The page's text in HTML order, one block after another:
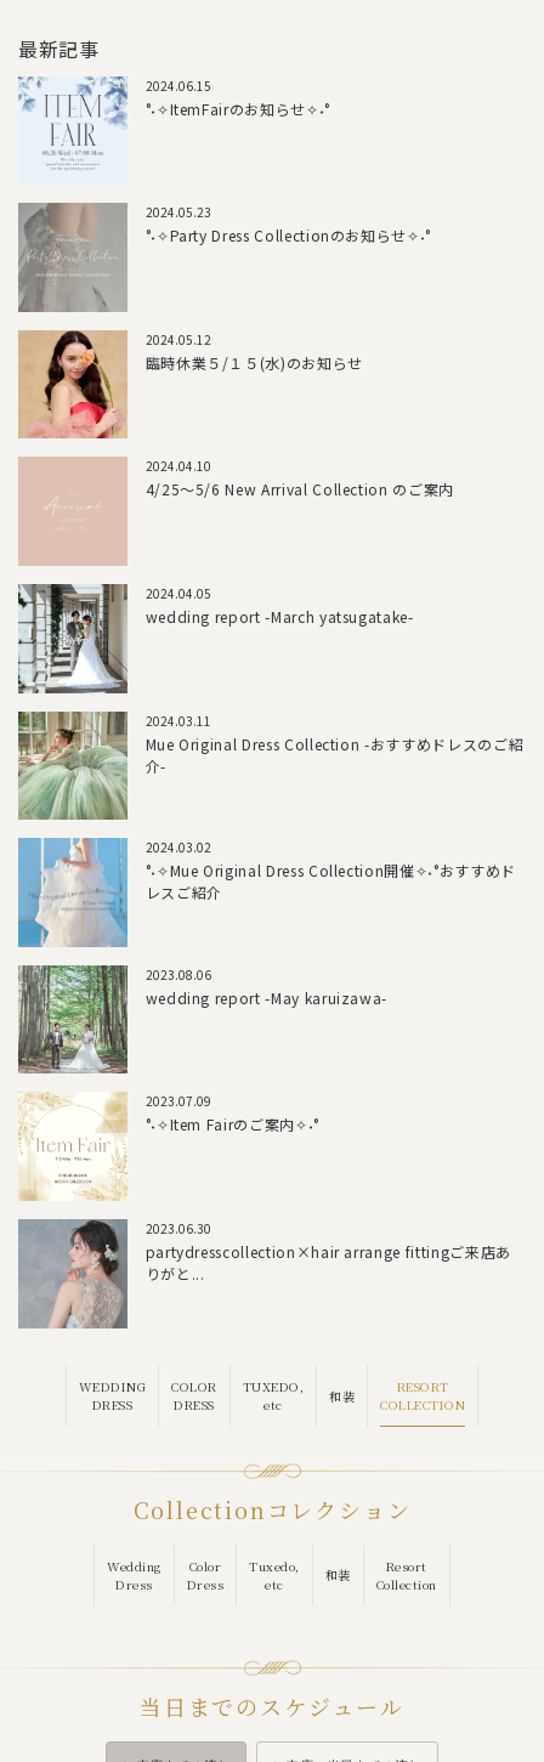
最新記事
2024.06.15
°˖✧ItemFairのお知らせ✧˖°
2024.05.23
°˖✧Party Dress Collectionのお知らせ✧˖°
2024.05.12
臨時休業５/１５(水)のお知らせ
2024.04.10
4/25～5/6 New Arrival Collection のご案内
2024.04.05
wedding report -March yatsugatake-
2024.03.11
Mue Original Dress Collection -おすすめドレスのご紹
介-
2024.03.02
°˖✧Mue Original Dress Collection開催✧˖°おすすめド
レスご紹介
2023.08.06
wedding report -May karuizawa-
2023.07.09
°˖✧Item Fairのご案内✧˖°
2023.06.30
partydresscollection×hair arrange fittingご来店あ
りがと...
WEDDING
DRESS
COLOR
DRESS
TUXEDO,
etc
和装
RESORT
COLLECTION
Collection コレクション
Wedding
Dress
Color
Dress
Tuxedo,
etc
和装
Resort
Collection
当日までのスケジュール